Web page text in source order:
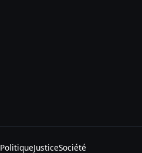
PolitiqueJusticeSociété